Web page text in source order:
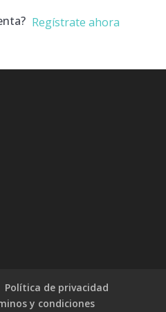
Regístrate ahora
Política de privacidad
y condiciones